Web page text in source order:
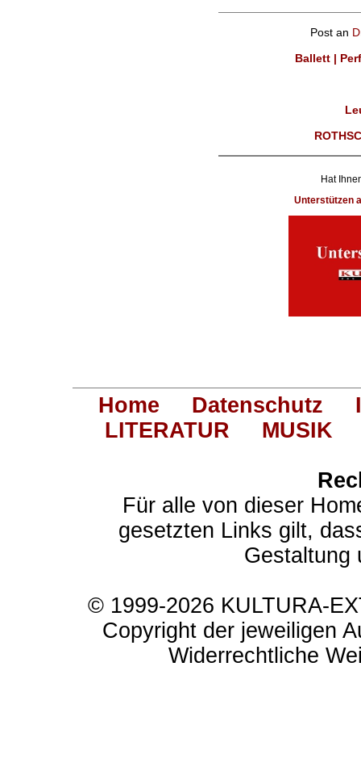
Post an
Ballett |
Hat
Unterstützen
Home Datenschutz
LITERATUR
MUSIK
Für alle von dieser
gesetzten Links gilt,
Gestaltung
© 1999-2026 KULTURA-
Copyright der jeweiligen
Widerrechtliche